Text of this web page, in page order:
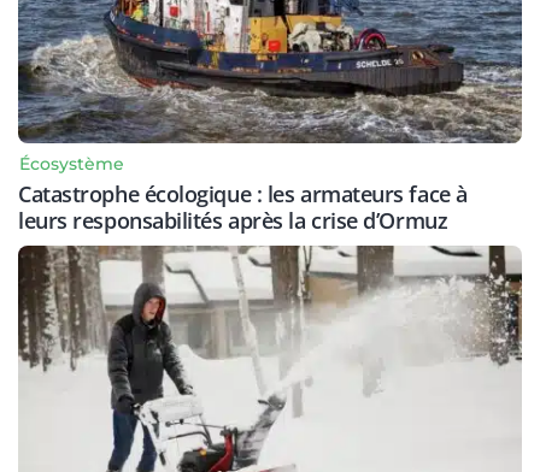
Écosystème
Catastrophe écologique : les armateurs face à
leurs responsabilités après la crise d’Ormuz